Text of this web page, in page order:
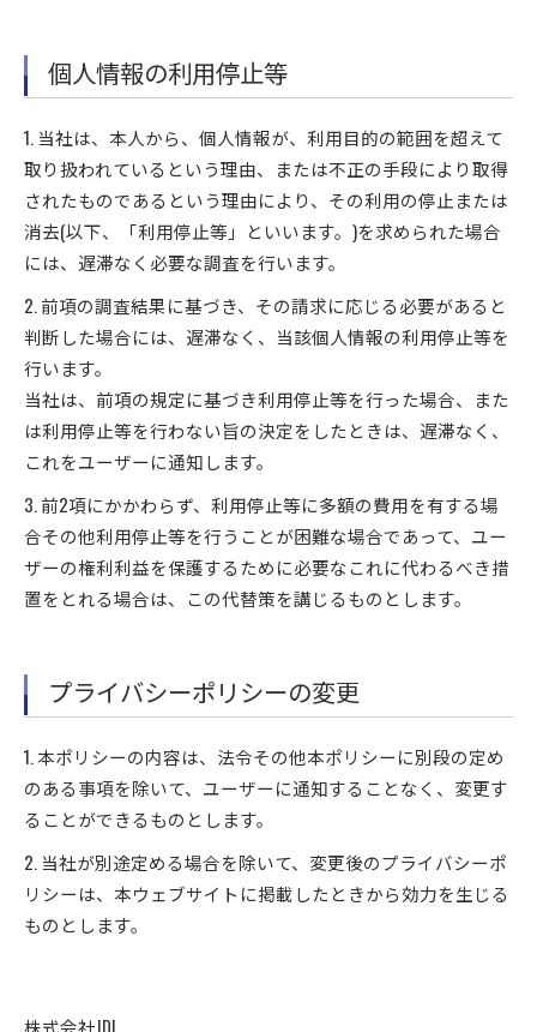
個人情報の利用停止等
1. 当社は、本人から、個人情報が、利用目的の範囲を超えて
取り扱われているという理由、または不正の手段により取得
されたものであるという理由により、その利用の停止または
消去(以下、「利用停止等」といいます。)を求められた場合
には、遅滞なく必要な調査を行います。
2. 前項の調査結果に基づき、その請求に応じる必要があると
判断した場合には、遅滞なく、当該個人情報の利用停止等を
行います。
当社は、前項の規定に基づき利用停止等を行った場合、また
は利用停止等を行わない旨の決定をしたときは、遅滞なく、
これをユーザーに通知します。
3. 前2項にかかわらず、利用停止等に多額の費用を有する場
合その他利用停止等を行うことが困難な場合であって、ユー
ザーの権利利益を保護するために必要なこれに代わるべき措
置をとれる場合は、この代替策を講じるものとします。
プライバシーポリシーの変更
1. 本ポリシーの内容は、法令その他本ポリシーに別段の定め
のある事項を除いて、ユーザーに通知することなく、変更す
ることができるものとします。
2. 当社が別途定める場合を除いて、変更後のプライバシーポ
リシーは、本ウェブサイトに掲載したときから効力を生じる
ものとします。
株式会社JDI